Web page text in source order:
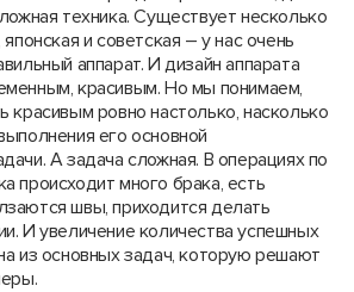
техника. Существует несколько
и советская – у нас очень
аппарат. И дизайн аппарата
красивым. Но мы понимаем,
красивым ровно настолько, насколько
его основной
А задача сложная. В операциях по
происходит много брака, есть
швы, приходится делать
И увеличение количества успешных
из основных задач, которую решают